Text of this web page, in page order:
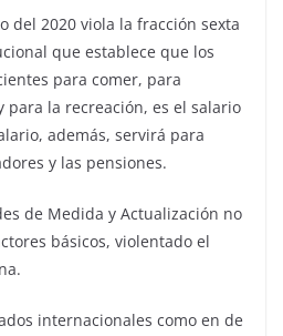
del 2020 viola la fracción sexta
que establece que los
para comer, para
para la recreación, es el salario
además, servirá para
y las pensiones.
de Medida y Actualización no
básicos, violentado el
internacionales como en de